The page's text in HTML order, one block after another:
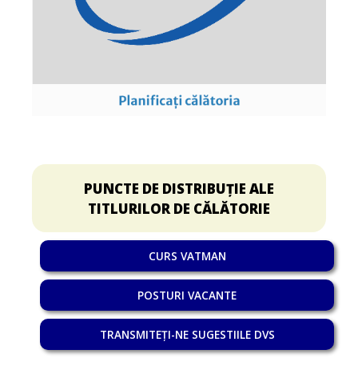
PUNCTE DE DISTRIBUȚIE ALE
TITLURILOR DE CĂLĂTORIE
CURS VATMAN
POSTURI VACANTE
TRANSMITEȚI-NE SUGESTIILE DVS